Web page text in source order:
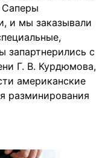
Саперы
и мы заказывали
запартнерились с
Г. В. Курдюмова,
американские
разминирования